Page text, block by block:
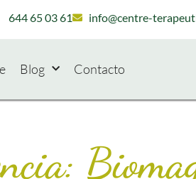
644 65 03 61 info@centre-
Blog Contacto